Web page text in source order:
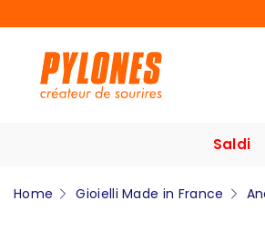
Saldi
Home Gioielli Made in France